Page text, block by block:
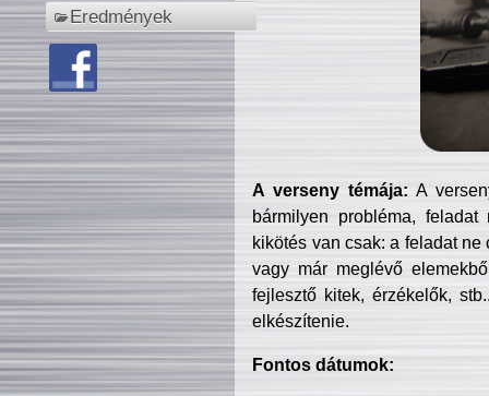
Eredmények
A verseny témája: A
bármilyen probléma, feladat
kikötés van csak: a feladat
vagy már meglévő
fejlesztő kitek, érzékelők,
elkészítenie.
Fontos dátumok: